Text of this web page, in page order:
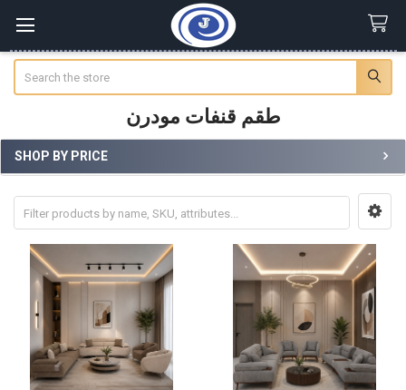
طقم قنفات مودرن
Sidebar
SHOP BY PRICE